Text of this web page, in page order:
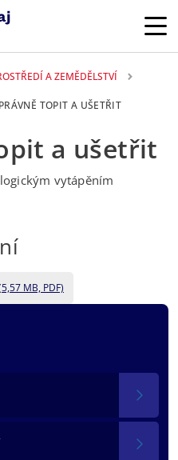
A ZEMĚDĚLSTVÍ
TOPIT A UŠETŘIT
a ušetřit
vytápěním
MB, PDF)